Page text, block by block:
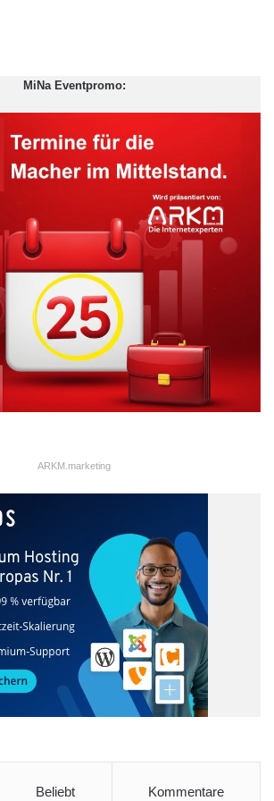
Versicherungen
MiNa Eventpromo:
ARKM.marketing
Beliebt Kommentare